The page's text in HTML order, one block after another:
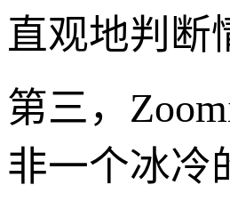
直观地判断
第三，
非一个冰冷